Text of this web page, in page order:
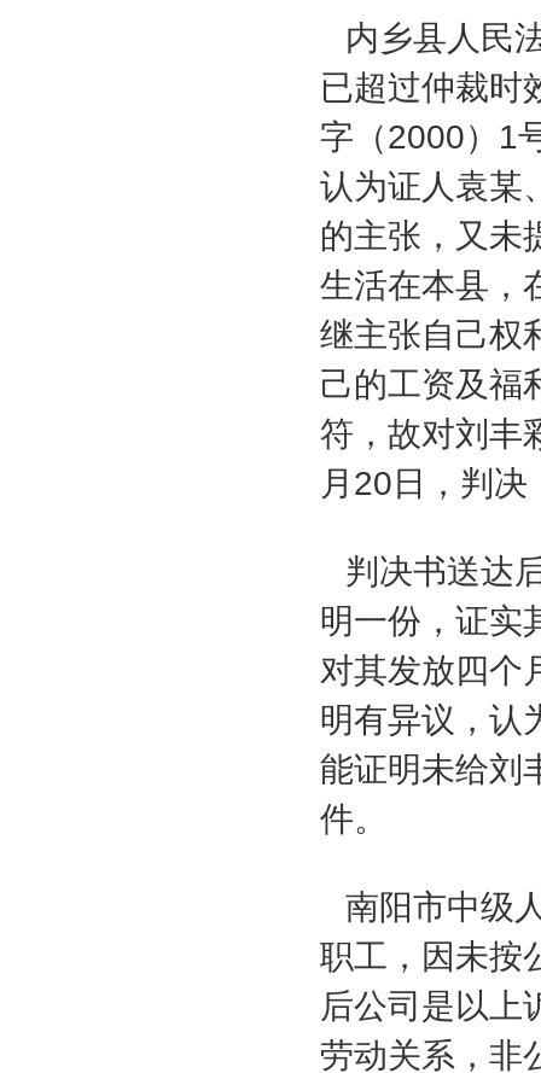
内乡县人民
已超过仲裁时
字（2000） 1
认为证人袁某
的主张，又未
生活在本县，
继主张自己权
己的工资及福
符，故对刘丰
月 20 日，判
判决书送达
明一份，证实
对其发放四个
明有异议，认
能证明未给刘
件。
南阳市中级
职工，因未按
后公司是以上
劳动关系，非